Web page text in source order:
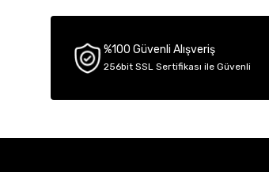
Ürün fiyatı diğer sitelerden daha pahalı.
%100 Güvenli Alışveriş
256bit SSL Sertifikası ile Güvenli